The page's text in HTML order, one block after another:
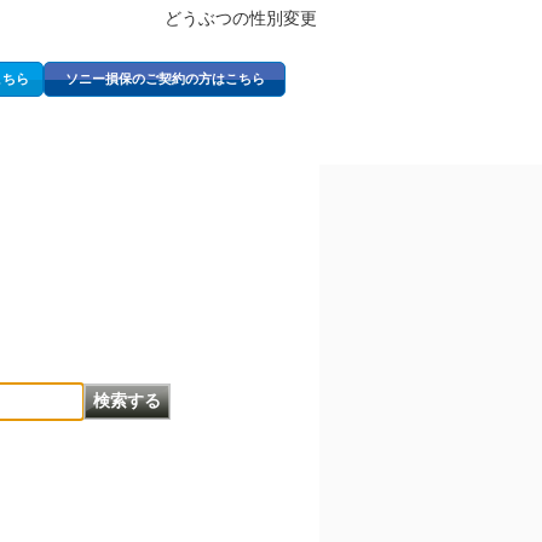
どうぶつの性別変更
ら ソニー損保のご契約の方はこちら